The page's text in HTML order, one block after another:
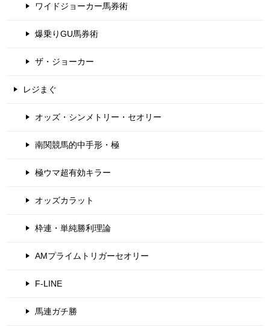
ワイドジョーカー馬券術
爆乗りGU馬券術
ザ・ジョーカー
レジまぐ
オッズ・シンメトリー・セオリー
南関競馬的中手形・極
極ウマ超有効キラー
オッズカラット
枠連・単純勝利理論
AMプライムトリガーセオリー
F-LINE
馬連ガチ勝